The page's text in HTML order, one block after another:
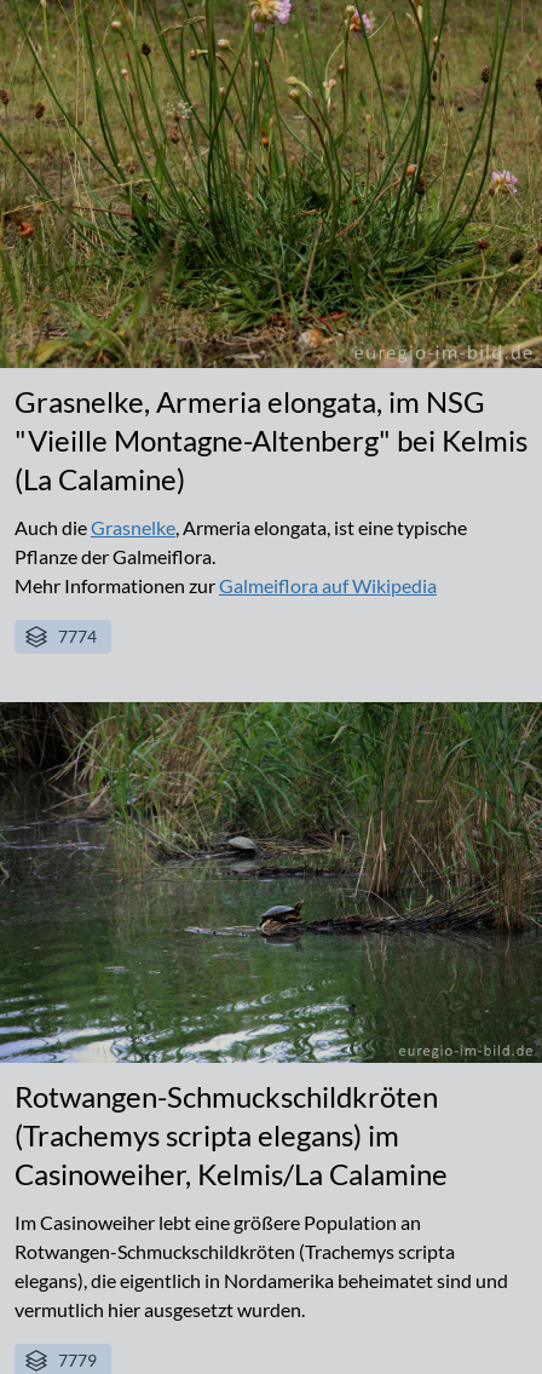
Grasnelke, Armeria elongata, im NSG
"Vieille Montagne-Altenberg" bei Kelmis
(La Calamine)
Auch dieGrasnelke, Armeria elongata, ist eine typische
Pflanze der Galmeiflora.
Mehr Informationen zurGalmeiflora auf Wikipedia
7774
Rotwangen-Schmuckschildkröten
(Trachemys scripta elegans) im
Casinoweiher, Kelmis/La Calamine
Im Casinoweiher lebt eine größere Population an
Rotwangen-Schmuckschildkröten (Trachemys scripta
elegans), die eigentlich in Nordamerika beheimatet sind und
vermutlich hier ausgesetzt wurden.
7779